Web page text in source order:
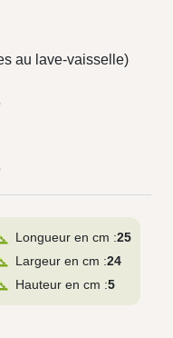
au lave-vaisselle)
Longueur en cm :25
Largeur en cm :24
Hauteur en cm :5